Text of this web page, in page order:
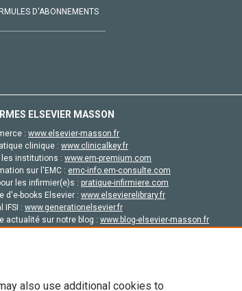
D'ABONNEMENTS
ELSEVIER MASSON
: www.elsevier-masson.fr
clinique : www.clinicalkey.fr
les institutions : www.em-premium.com
sur l'EMC : emc-info.em-consulte.com
les infirmier(e)s : pratique-infirmiere.com
d'e-books Elsevier : www.elsevierelibrary.fr
IFSI : www.generationelsevier.fr
actualité sur notre blog : www.blog-elsevier-masson.fr
also use additional cookies to